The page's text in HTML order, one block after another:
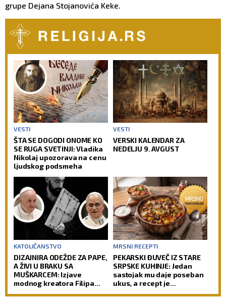
grupe Dejana Stojanovića Keke.
VESTI
ŠTA SE DOGODI ONOME KO
SE RUGA SVETINJI: Vladika
Nikolaj upozorava na cenu
ljudskog podsmeha
VESTI
VERSKI KALENDAR ZA
NEDELJU 9. AVGUST
KATOLIČANSTVO
DIZAJNIRA ODEŽDE ZA PAPE,
A ŽIVI U BRAKU SA
MUŠKARCEM: Izjave
modnog kreatora Filipa
MRSNI RECEPTI
PEKARSKI ĐUVEČ IZ STARE
SRPSKE KUHINJE: Jedan
sastojak mu daje poseban
ukus, a recept je